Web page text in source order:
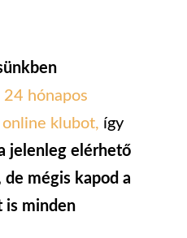
24 hónapos
online klubot, így
jelenleg elérhető
mégis kapod a
is minden